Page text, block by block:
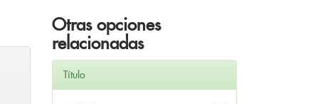
Otras opciones
relacionadas
Título